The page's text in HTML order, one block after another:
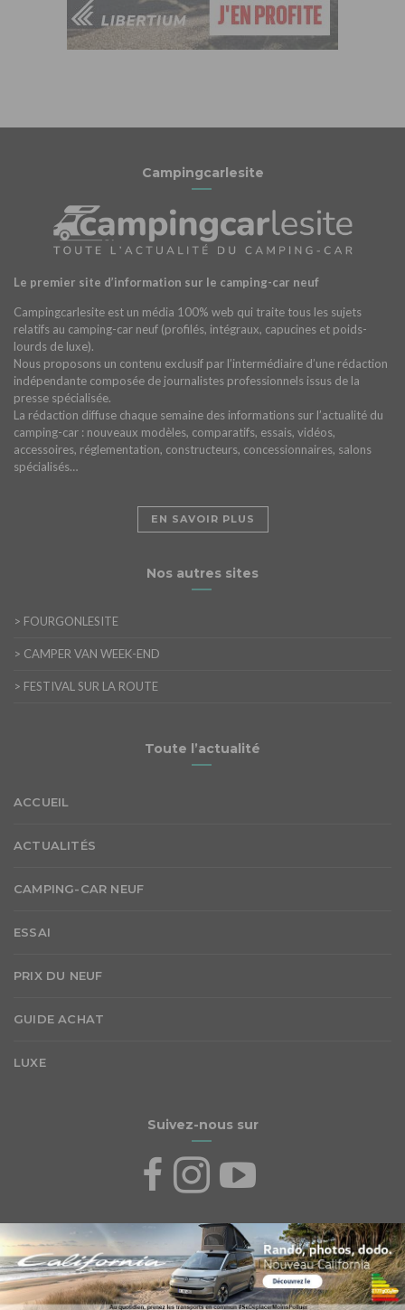
Campingcarlesite
Le premier site d’information sur le camping-car neuf
Campingcarlesite est un média 100% web qui traite tous les sujets
relatifs au camping-car neuf (profilés, intégraux, capucines et poids-
lourds de luxe).
Nous proposons un contenu exclusif par l’intermédiaire d’une rédaction
indépendante composée de journalistes professionnels issus de la
presse spécialisée.
La rédaction diffuse chaque semaine des informations sur l’actualité du
camping-car : nouveaux modèles, comparatifs, essais, vidéos,
accessoires, réglementation, constructeurs, concessionnaires, salons
spécialisés…
EN SAVOIR PLUS
Nos autres sites
> FOURGONLESITE
> CAMPER VAN WEEK-END
> FESTIVAL SUR LA ROUTE
Toute l’actualité
ACCUEIL
ACTUALITÉS
CAMPING-CAR NEUF
ESSAI
PRIX DU NEUF
GUIDE ACHAT
LUXE
Suivez-nous sur
Abonnez-vous à notre newsletter